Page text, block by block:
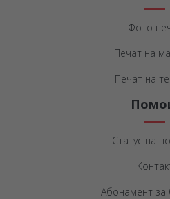
Фото
Печат на
Печат на
Статус на
Абонамент за